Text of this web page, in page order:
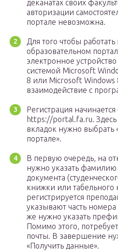
деканатах своих
авторизации
портале невозможна.
Для того чтобы
образовательном
электронное
системой Microsoft
8 или Microsoft Windows
взаимодействие с
Регистрация
https://portal.fa.ru.
вкладок нужно выбрать
портале».
В первую очередь, на
нужно указать фамилию
документа
книжки или табельного
регистрируется
указывают часть
же нужно указать
Помимо этого,
почты. В завершение
«Получить данные».